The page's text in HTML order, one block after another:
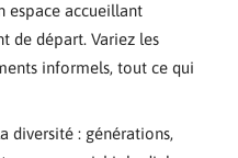
espace accueillant
de départ. Variez les
informels, tout ce qui
diversité : générations,